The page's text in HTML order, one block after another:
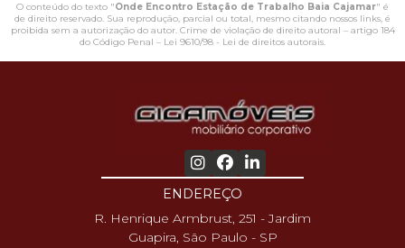
O conteúdo do texto "Onde Encontro Estação de Trabalho Baia Cajamar" é
de direito reservado. Sua reprodução, parcial ou total, mesmo citando nossos links, é
proibida sem a autorização do autor. Crime de violação de direito autoral – artigo 184
do Código Penal – Lei 9610/98 - Lei de direitos autorais.
ENDEREÇO
R. Henrique Armbrust, 251 - Jardim
Guapira, São Paulo - SP